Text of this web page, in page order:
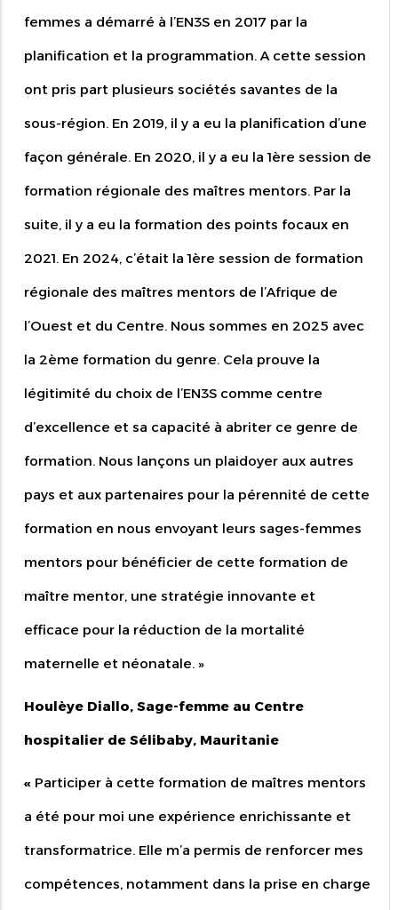
femmes a démarré à l’EN3S en 2017 par la
planification et la programmation. A cette session
ont pris part plusieurs sociétés savantes de la
sous-région. En 2019, il y a eu la planification d’une
façon générale. En 2020, il y a eu la 1ère session de
formation régionale des maîtres mentors. Par la
suite, il y a eu la formation des points focaux en
2021. En 2024, c’était la 1ère session de formation
régionale des maîtres mentors de l’Afrique de
l’Ouest et du Centre. Nous sommes en 2025 avec
la 2ème formation du genre. Cela prouve la
légitimité du choix de l’EN3S comme centre
d’excellence et sa capacité à abriter ce genre de
formation. Nous lançons un plaidoyer aux autres
pays et aux partenaires pour la pérennité de cette
formation en nous envoyant leurs sages-femmes
mentors pour bénéficier de cette formation de
maître mentor, une stratégie innovante et
efficace pour la réduction de la mortalité
maternelle et néonatale. »
Houlèye Diallo, Sage-femme au Centre
hospitalier de Sélibaby, Mauritanie
« Participer à cette formation de maîtres mentors
a été pour moi une expérience enrichissante et
transformatrice. Elle m’a permis de renforcer mes
compétences, notamment dans la prise en charge